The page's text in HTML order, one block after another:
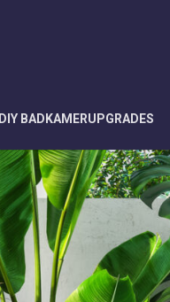
DIY BADKAMERUPGRADES